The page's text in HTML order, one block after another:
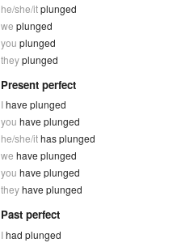
he/she/itplunged
we plunged
you plunged
theyplunged
Present perfect
Ihave plunged
you have plunged
he/she/ithas plunged
we have plunged
you have plunged
theyhave plunged
Past perfect
Ihad plunged